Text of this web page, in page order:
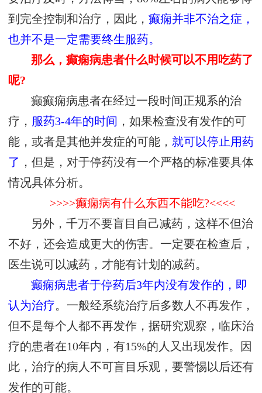
到完全控制和治疗，因此， 癫痫并非不治之症，
也并不是一定需要终生服药。
那么，癫痫病患者什么时候可以不用吃药了
呢?
癫癫痫病患者在经过一段时间正规系的治
疗， 服药3-4年的时间 ，如果检查没有发作的可
能，或者是其他并发症的可能， 就可以停止用药
了 ，但是，对于停药没有一个严格的标准要具体
情况具体分析。
>>>>癫痫病有什么东西不能吃?<<<<
另外，千万不要盲目自己减药，这样不但治
不好，还会造成更大的伤害。一定要在检查后，
医生说可以减药，才能有计划的减药。
癫痫病患者于停药后3年内没有发作的，即
认为治疗。一般经系统治疗后多数人不再发作，
但不是每个人都不再发作，据研究观察，临床治
疗的患者在10年内，有15%的人又出现发作。因
此，治疗的病人不可盲目乐观，要警惕以后还有
发作的可能。